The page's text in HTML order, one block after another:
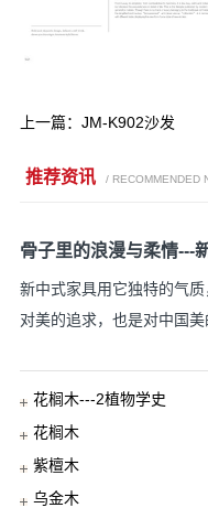
上一篇： JM-K902沙发
推荐资讯 / RECOMMENDED
骨子里的浪漫与柔情---
新中式家具用它独特的气
对美的追求，也是对中国
花榈木---2植物学史
花榈木
紫檀木
乌金木